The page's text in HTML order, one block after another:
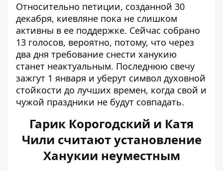
Относительно петиции, созданной 30
декабря, киевляне пока не слишком
активны в ее поддержке. Сейчас собрано
13 голосов, вероятно, потому, что через
два дня требование снести ханукию
станет неактуальным. Последнюю свечу
зажгут 1 января и уберут символ духовной
стойкости до лучших времен, когда свой и
чужой праздники не будут совпадать.
Гарик Корогодский и Катя
Чили считают установление
Ханукии неуместным